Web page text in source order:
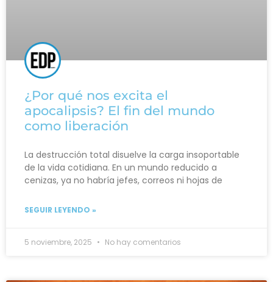
¿Por qué nos excita el
apocalipsis? El fin del mundo
como liberación
La destrucción total disuelve la carga insoportable
de la vida cotidiana. En un mundo reducido a
cenizas, ya no habría jefes, correos ni hojas de
SEGUIR LEYENDO »
5 noviembre, 2025 No hay comentarios